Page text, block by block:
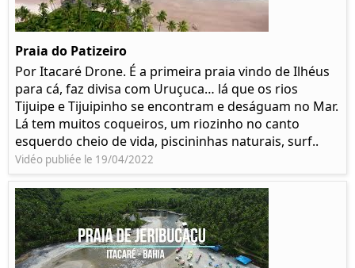
Praia do Patizeiro
Por Itacaré Drone. É a primeira praia vindo de Ilhéus
para cá, faz divisa com Uruçuca… lá que os rios
Tijuipe e Tijuipinho se encontram e deságuam no Mar.
Lá tem muitos coqueiros, um riozinho no canto
esquerdo cheio de vida, piscininhas naturais, surf..
Vidéo publiée le 19/04/2022